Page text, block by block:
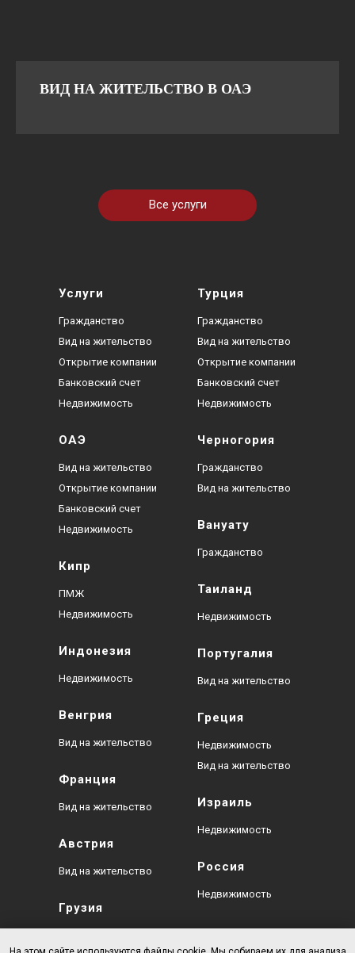
ВИД НА ЖИТЕЛЬСТВО В ОАЭ
Все услуги
Услуги
Гражданство
Вид на жительство
Открытие компании
Банковский счет
Недвижимость
Турция
Гражданство
Вид на жительство
Открытие компании
Банковский счет
Недвижимость
ОАЭ
Вид на жительство
Открытие компании
Банковский счет
Недвижимость
Черногория
Гражданство
Вид на жительство
Вануату
Гражданство
Кипр
ПМЖ
Недвижимость
Индонезия
Недвижимость
Таиланд
Недвижимость
Португалия
Вид на жительство
Греция
Недвижимость
Вид на жительство
Венгрия
Вид на жительство
Франция
Вид на жительство Израиль
Недвижимость
Австрия
Вид на жительство Россия
Недвижимость
Грузия